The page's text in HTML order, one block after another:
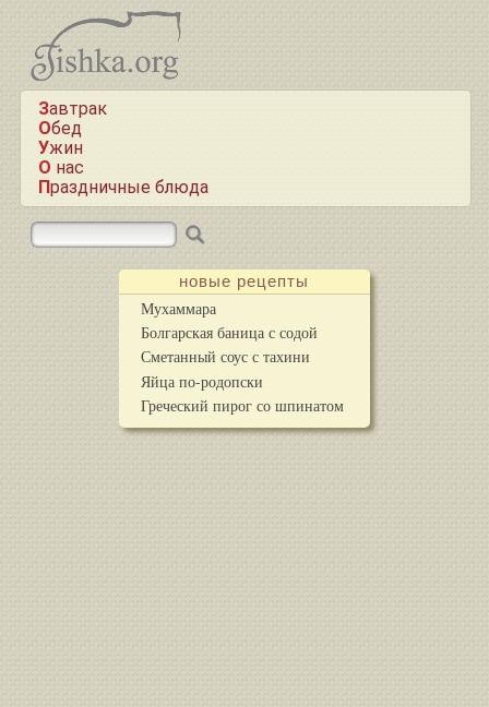
Завтрак
Обед
Ужин
О нас
Праздничные блюда
новые рецепты
Мухаммара
Болгарская баница с содой
Сметанный соус с тахини
Яйца по-родопски
Греческий пирог со шпинатом